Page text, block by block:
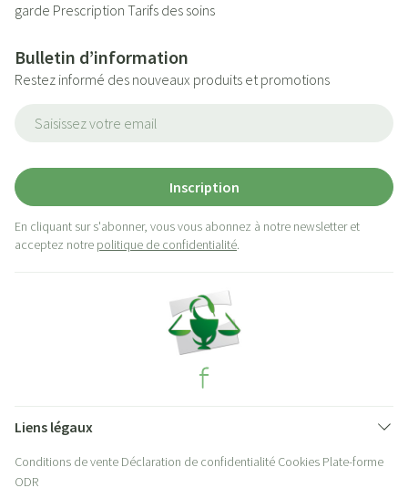
garde Prescription Tarifs des soins
Bulletin d’information
Restez informé des nouveaux produits et promotions
Inscription
En cliquant sur s'abonner, vous vous abonnez à notre newsletter et
acceptez notre politique de confidentialité.
Liens légaux
Conditions de vente Déclaration de confidentialité Cookies Plate-forme
ODR